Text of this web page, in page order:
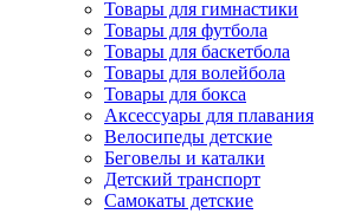
Товары для гимнастики
Товары для футбола
Товары для баскетбола
Товары для волейбола
Товары для бокса
Аксессуары для плавания
Велосипеды детские
Беговелы и каталки
Детский транспорт
Самокаты детские